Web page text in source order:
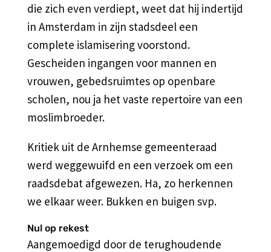
die zich even verdiept, weet dat hij indertijd
in Amsterdam in zijn stadsdeel een
complete islamisering voorstond.
Gescheiden ingangen voor mannen en
vrouwen, gebedsruimtes op openbare
scholen, nou ja het vaste repertoire van een
moslimbroeder.
Kritiek uit de Arnhemse gemeenteraad
werd weggewuifd en een verzoek om een
raadsdebat afgewezen. Ha, zo herkennen
we elkaar weer. Bukken en buigen svp.
Nul op rekest
Aangemoedigd door de terughoudende